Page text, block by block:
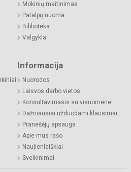
Mokinių maitinimas
Patalpų nuoma
Biblioteka
Valgykla
Informacija
Nuorodos
Laisvos darbo vietos
Konsultavimasis su visuomene
Dažniausiai užduodami klausimai
Pranešėjų apsauga
Apie mus rašo
Naujienlaiškiai
Sveikinimai